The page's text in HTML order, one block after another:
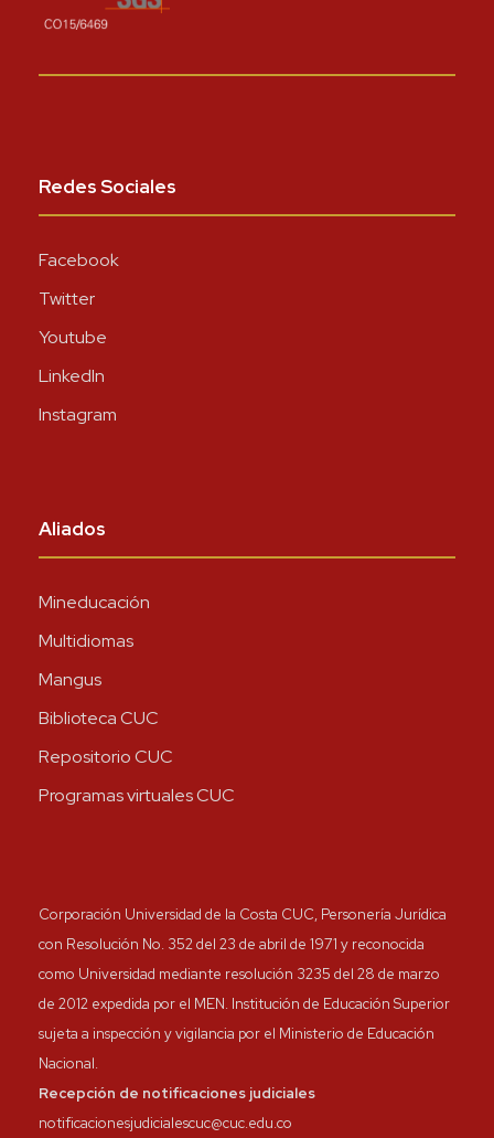
Redes Sociales
Facebook
Twitter
Youtube
LinkedIn
Instagram
Aliados
Mineducación
Multidiomas
Mangus
Biblioteca CUC
Repositorio CUC
Programas virtuales CUC
Corporación Universidad de la Costa CUC, Personería Jurídica
con Resolución No. 352 del 23 de abril de 1971 y reconocida
como Universidad mediante resolución 3235 del 28 de marzo
de 2012 expedida por el MEN. Institución de Educación Superior
sujeta a inspección y vigilancia por el Ministerio de Educación
Nacional.
Recepción de notificaciones judiciales
notificacionesjudicialescuc@cuc.edu.co